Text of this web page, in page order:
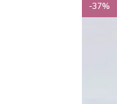
-37%